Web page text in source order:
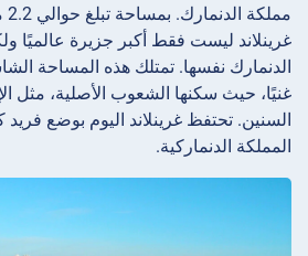
غرينلاند ليست فقط أكبر جزيرة عالميًا
الدنمارك نفسها. تمتلك هذه المساحة
غنيًا، حيث سكنها الشعوب الأصلية، مثل
السنين. تحتفظ غرينلاند اليوم بوضع
المملكة الدنماركية.